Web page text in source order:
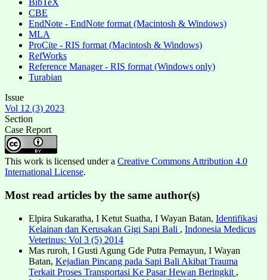
BibTeX
CBE
EndNote - EndNote format (Macintosh & Windows)
MLA
ProCite - RIS format (Macintosh & Windows)
RefWorks
Reference Manager - RIS format (Windows only)
Turabian
Issue
Vol 12 (3) 2023
Section
Case Report
This work is licensed under a Creative Commons Attribution 4.0
International License.
Most read articles by the same author(s)
Elpira Sukaratha, I Ketut Suatha, I Wayan Batan, Identifikasi
Kelainan dan Kerusakan Gigi Sapi Bali , Indonesia Medicus
Veterinus: Vol 3 (5) 2014
Mas ruroh, I Gusti Agung Gde Putra Pemayun, I Wayan
Batan, Kejadian Pincang pada Sapi Bali Akibat Trauma
Terkait Proses Transportasi Ke Pasar Hewan Beringkit ,